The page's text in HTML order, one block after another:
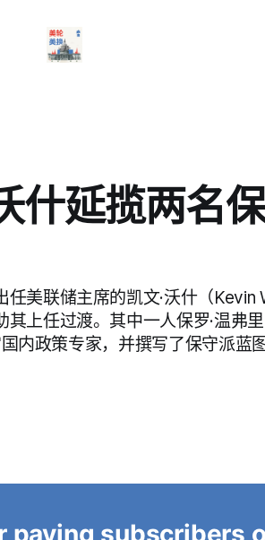
什延揽两名
美联储主席的凯文·沃什（Kevin
上任过渡。其中一人保罗·温弗
内政策专家，并撰写了保守派蓝
paying subscribers